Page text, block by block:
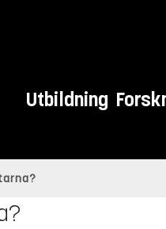
Utbildning